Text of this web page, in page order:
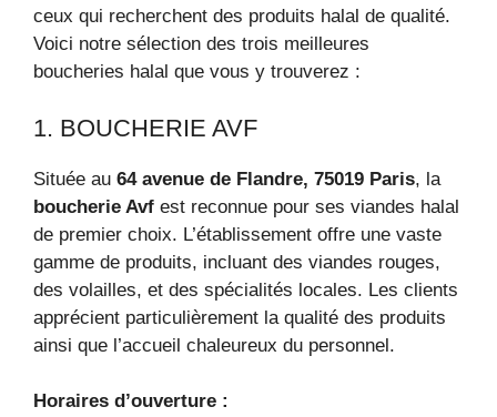
ceux qui recherchent des produits halal de qualité.
Voici notre sélection des trois meilleures
boucheries halal que vous y trouverez :
1. BOUCHERIE AVF
Située au 64 avenue de Flandre, 75019 Paris, la
boucherie Avf est reconnue pour ses viandes halal
de premier choix. L’établissement offre une vaste
gamme de produits, incluant des viandes rouges,
des volailles, et des spécialités locales. Les clients
apprécient particulièrement la qualité des produits
ainsi que l’accueil chaleureux du personnel.
Horaires d’ouverture :